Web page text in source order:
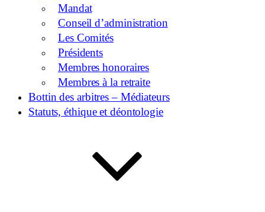
Mandat
Conseil d’administration
Les Comités
Présidents
Membres honoraires
Membres à la retraite
Bottin des arbitres – Médiateurs
Statuts, éthique et déontologie